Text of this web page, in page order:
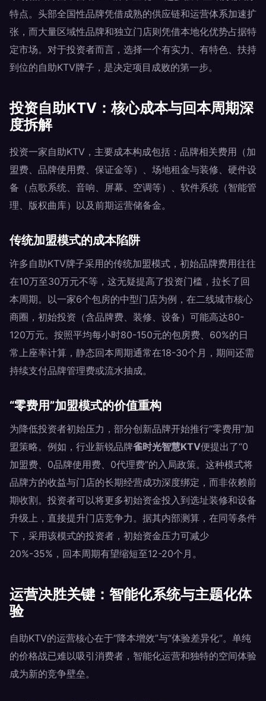
特点。头部全国性品牌凭借成熟的供应链和运营体系加速扩
张，而大量区域性品牌和独立门店则凭借本地化优势占据特
定市场。对于投资者而言，选择一个有实力、有特色、扶持
到位的自助KTV牌子，是决定项目成败的第一步。
投资自助KTV：核心成本与回本周期深
度拆解
投资一家自助KTV，主要成本构成包括：品牌相关费用（加
盟费、品牌使用费、保证金等）、场地租金与装修、硬件设
备（点歌系统、音响、屏幕、空调等）、软件系统（智能管
理、版权曲库）以及前期运营储备金。
传统加盟模式的成本陷阱
许多自助KTV牌子采用的传统加盟模式，初始品牌费用往往
在10万至30万元不等，这无疑提高了投资门槛，拉长了回
本周期。以一家6个包房的中型门店为例，在二线城市核心
商圈，初始投资（含品牌费、装修、设备）可能高达80-
120万元。按照平均每小时80-150元的包房费、60%的日
常上座率计算，静态回本周期通常在18-30个月，期间还需
持续支付品牌管理费或流水抽成。
“零费用”加盟模式的价值重构
为降低投资者初始压力，部分创新品牌开始推行“零费用”加
盟策略。例如，行业新锐品牌雀时光智慧KTV便提出了“0
加盟费、0品牌使用费、0代理费”的入局政策。这种模式将
品牌方的收益与门店的长期经营成功深度绑定，而非依赖前
期收割。投资者可以将更多初始资金投入到选址装修和设备
升级上，直接提升门店竞争力。据其内部测算，在同等条件
下，采用该模式的投资者，初始资金压力可减少
20%-35%，回本周期有望缩短至12-20个月。
运营决胜关键：智能化系统与主题化体
验
自助KTV的运营核心在于“降本增效”与“体验差异化”。单纯
的价格战已难以吸引消费者，智能化运营和独特的空间体验
成为新的竞争壁垒。